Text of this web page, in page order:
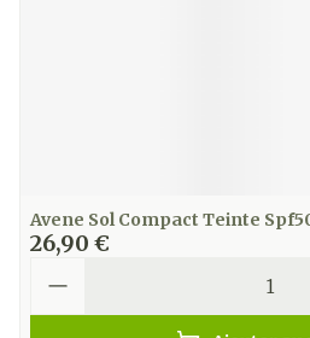
Avene Sol Compact Teinte
26,90 €